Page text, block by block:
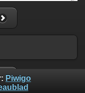
Piwigo